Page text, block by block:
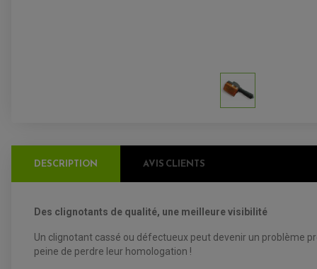
DESCRIPTION AVIS CLIENTS
Des clignotants de qualité, une meilleure visibilité
Un clignotant cassé ou défectueux peut devenir un problème
peine de perdre leur homologation !